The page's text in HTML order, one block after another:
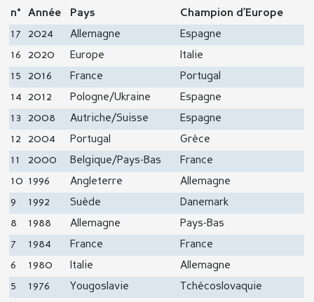
n° Année Pays
Champion d’Europe
17
2024 Allemagne
Espagne
16
2020 Europe
Italie
15
2016 France
Portugal
14
2012 Pologne/Ukraine
Espagne
13
2008 Autriche/Suisse
Espagne
12
2004 Portugal
Grèce
11
2000 Belgique/Pays-Bas
France
10 1996 Angleterre
Allemagne
9
1992 Suède
Danemark
8
1988 Allemagne
Pays-Bas
7
1984 France
France
6
1980 Italie
Allemagne
5
1976 Yougoslavie
Tchécoslovaquie